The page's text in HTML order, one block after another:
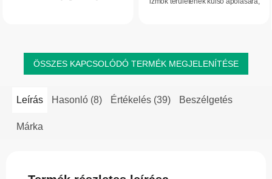
csillag.
ÖSSZES KAPCSOLÓDÓ TERMÉK MEGJELENÍTÉSE
Leírás Hasonló (8) Értékelés (39) Beszélgetés
Márka